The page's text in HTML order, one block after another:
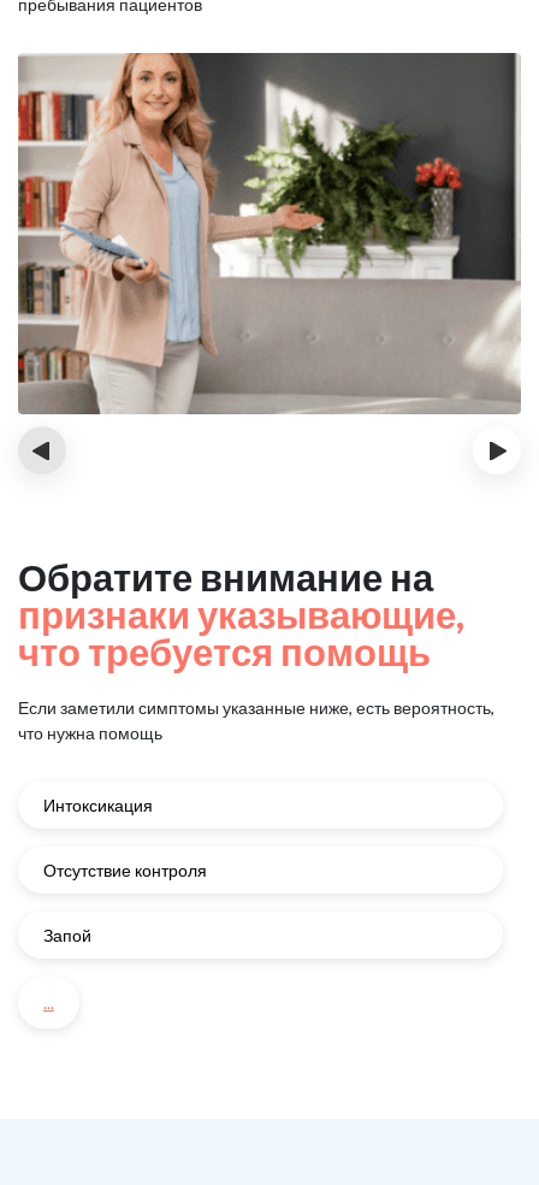
пребывания пациентов
‹ ›
Обратите внимание на
признаки указывающие,
что требуется помощь
Если заметили симптомы указанные ниже, есть вероятность,
что нужна помощь
Интоксикация
Отсутствие контроля
Запой
...